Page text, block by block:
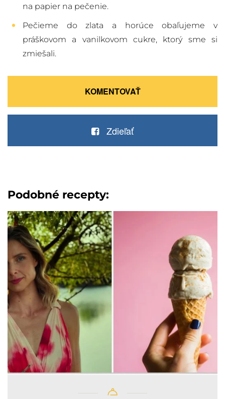
na papier na pečenie.
Pečieme do zlata a horúce obaľujeme v
práškovom a vanilkovom cukre, ktorý sme si
zmiešali.
KOMENTOVAŤ
Zdieľať
Podobné recepty: